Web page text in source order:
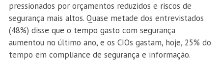
pressionados por orçamentos reduzidos e riscos de
segurança mais altos. Quase metade dos entrevistados
(48%) disse que o tempo gasto com segurança
aumentou no último ano, e os CIOs gastam, hoje, 25% do
tempo em compliance de segurança e informação.